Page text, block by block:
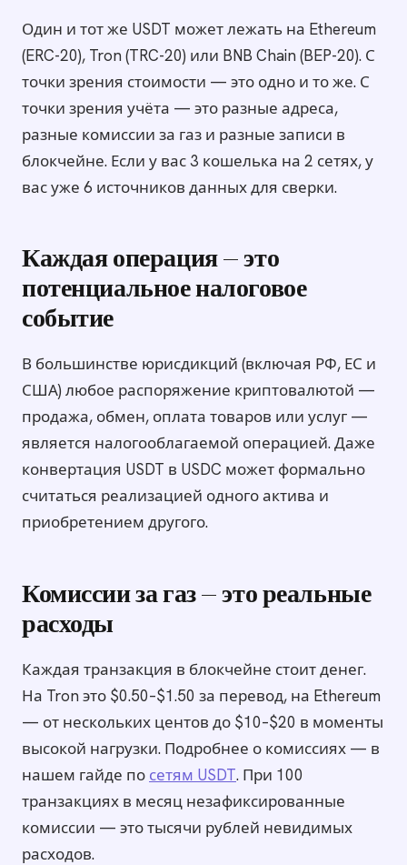
Один и тот же USDT может лежать на Ethereum
(ERC-20), Tron (TRC-20) или BNB Chain (BEP-20). С
точки зрения стоимости — это одно и то же. С
точки зрения учёта — это разные адреса,
разные комиссии за газ и разные записи в
блокчейне. Если у вас 3 кошелька на 2 сетях, у
вас уже 6 источников данных для сверки.
Каждая операция — это
потенциальное налоговое
событие
В большинстве юрисдикций (включая РФ, ЕС и
США) любое распоряжение криптовалютой —
продажа, обмен, оплата товаров или услуг —
является налогооблагаемой операцией. Даже
конвертация USDT в USDC может формально
считаться реализацией одного актива и
приобретением другого.
Комиссии за газ — это реальные
расходы
Каждая транзакция в блокчейне стоит денег.
На Tron это $0.50–$1.50 за перевод, на Ethereum
— от нескольких центов до $10–$20 в моменты
высокой нагрузки. Подробнее о комиссиях — в
нашем гайде по сетям USDT. При 100
транзакциях в месяц незафиксированные
комиссии — это тысячи рублей невидимых
расходов.